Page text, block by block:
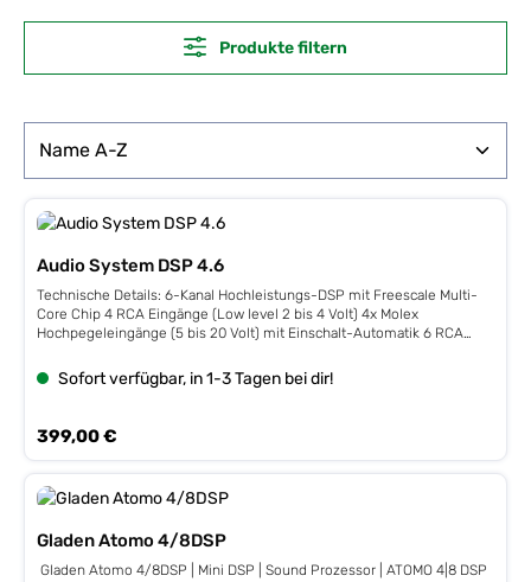
Produkte filtern
Audio System DSP 4.6
Technische Details: 6-Kanal Hochleistungs-DSP mit Freescale Multi-
Core Chip 4 RCA Eingänge (Low level 2 bis 4 Volt) 4x Molex
Hochpegeleingänge (5 bis 20 Volt) mit Einschalt-Automatik 6 RCA
Ausgang 1x Remote-Ausgang SD-Kartenslot Intuitive GUI Dual-Core-
Chip mit 250 MHz Rechenleistung Abtastrate 96 kHz, (192 kHz
108 dB, analog: 102 dB Übersprechdämpfung größer 92 dB Start/Stopp
fähig bis 6 Volt/5sec Betriebsspannung 9,6-18 Volt
Betriebstemperatur von -20C° bis +80C° Maße:180x160x45 mm
Sofort verfügbar, in 1-3 Tagen bei dir!
Regulärer Preis:
399,00 €
Gladen Atomo 4/8DSP
Gladen Atomo 4/8DSP | Mini DSP | Sound Prozessor | ATOMO 4|8 DSP